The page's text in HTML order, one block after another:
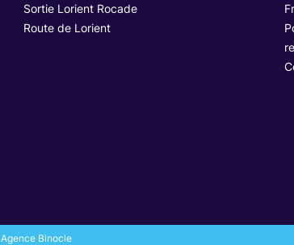
Sortie Lorient Rocade
Route de Lorient
Binocle